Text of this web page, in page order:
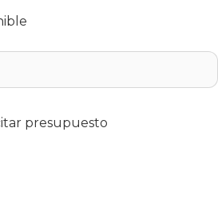
presupuesto